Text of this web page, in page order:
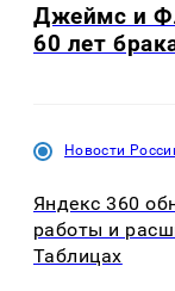
Джеймс и
60 лет
Новости
Яндекс 360
работы и
Таблицах